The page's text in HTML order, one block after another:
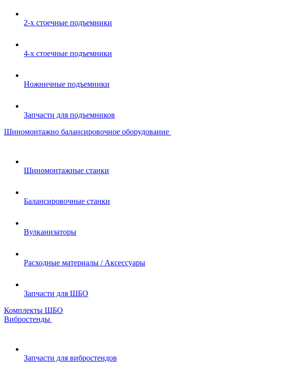
2-х стоечные подъемники
4-х стоечные подъемники
Ножничные подъемники
Запчасти для подъемников
Шиномонтажно балансировочное оборудование
Шиномонтажные станки
Балансировочные станки
Вулканизаторы
Расходные материалы / Аксессуары
Запчасти для ШБО
Комплекты ШБО
Вибростенды
Запчасти для вибростендов